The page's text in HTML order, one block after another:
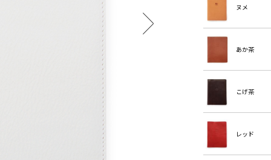
ヌメ
あか茶
こげ茶
レッド